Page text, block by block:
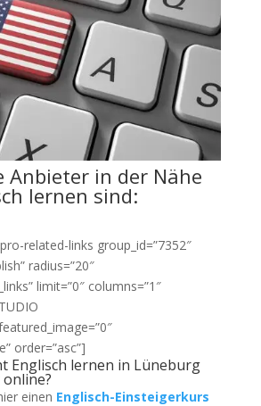
Anbieter in der Nähe
lernen sind:
related-links group_id=”7352″
radius=”20″
limit=”0″ columns=”1″
order=”asc”]
Englisch lernen in Lüneburg
einen Englisch-Einsteigerkurs